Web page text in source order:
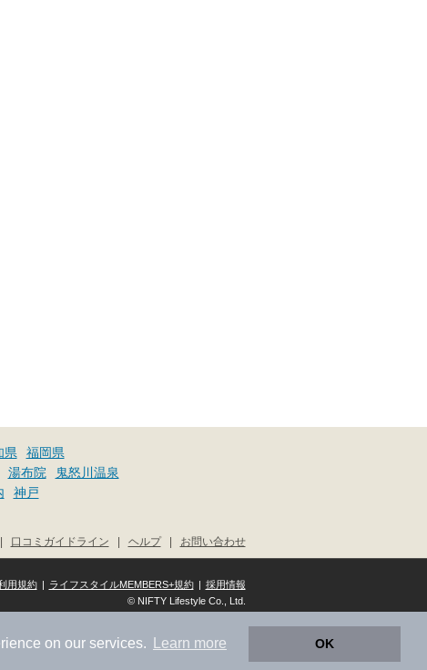
on our services. Learn more OK
県 福岡県
湯布院 鬼怒川温泉
神戸
お問い合わせ
|
ヘルプ
|
口コミガイドライン
|
採用情報
|
ライフスタイルMEMBERS+規約
|
用規約
© NIFTY Lifestyle Co., Ltd.